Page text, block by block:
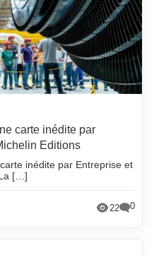
carte inédite par
Editions
inédite par Entreprise et
[…]
22 0